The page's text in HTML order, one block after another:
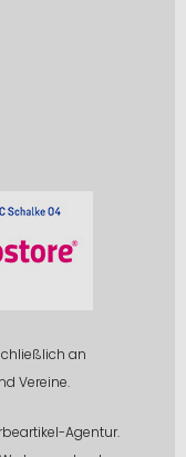
an
Vereine.
Agentur.